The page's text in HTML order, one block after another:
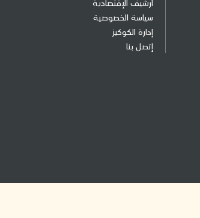
أرشيف الإقتصادية
سياسة الخصوصية
إدارة الكوكيز
إتصل بنا